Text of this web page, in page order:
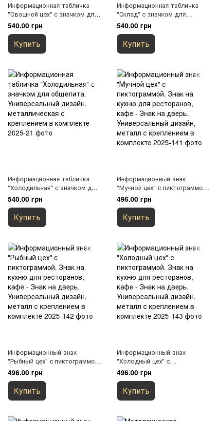
Информационная табличка
"Овощной цех" с значком для
общепита. Универсальный
дизайн, металлическая с
креплением в комплекте
540.00 грн
Купить
Информационная табличка
"Склад" с значком для
общепита. Универсальный
дизайн, металлическая с
креплением в комплекте
540.00 грн
Купить
Информационная табличка
"Холодильная" с значком для
общепита. Универсальный
дизайн, металлическая с
креплением в комплекте
540.00 грн
Купить
Информационный знак
"Мучной цех" с пиктограммой.
Знак на кухню для
ресторанов, кафе - Знак на
дверь. Универсальный
дизайн, металл с креплением
496.00 грн
Купить
Информационный знак
"Рыбный цех" с пиктограммой.
Знак на кухню для
ресторанов, кафе - Знак на
дверь. Универсальный
дизайн, металл с креплением
496.00 грн
Купить
Информационный знак
"Холодный цех" с
пиктограммой. Знак на кухню
для ресторанов, кафе - Знак
на дверь. Универсальный
дизайн, металл с креплением
496.00 грн
Купить